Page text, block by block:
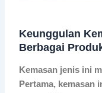
Keunggulan
Berbagai
Kemasan jenis ini
Pertama, kemasan